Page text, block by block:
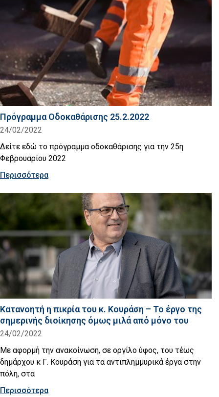
Πρόγραμμα Οδοκαθάρισης 25.2.2022
24/02/2022
Δείτε εδώ το πρόγραμμα οδοκαθάρισης για την 25η
Φεβρουαρίου 2022
Περισσότερα
Κατανοητή η πικρία του κ. Κουράση – Το έργο της
σημερινής διοίκησης όμως μιλά από μόνο του
24/02/2022
Με αφορμή την ανακοίνωση, σε οργίλο ύφος, του τέως
δημάρχου κ Γ. Κουράση για τα αντιπλημμυρικά έργα στην
πόλη, στα
Περισσότερα